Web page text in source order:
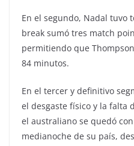
En el segundo, Nadal tuvo
break sumó tres match
permitiendo que
84 minutos.
En el tercer y definitivo
el desgaste físico y la falta
el australiano se quedó
medianoche de su país,